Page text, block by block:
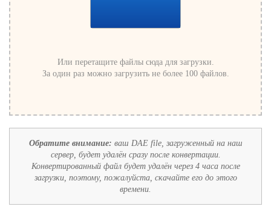
Или перетащите файлы сюда для загрузки.
За один раз можно загрузить не более 100 файлов.
Обратите внимание: ваш DAE file, загруженный на наш
сервер, будет удалён сразу после конвертации.
Конвертированный файл будет удалён через 4 часа после
загрузки, поэтому, пожалуйста, скачайте его до этого
времени.